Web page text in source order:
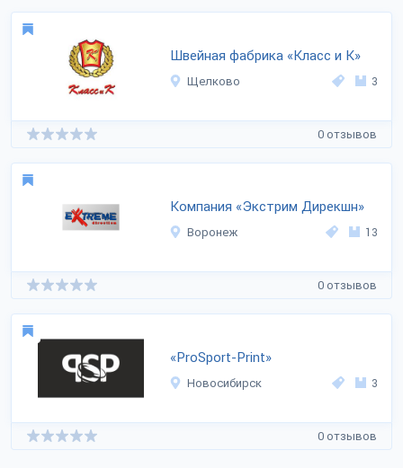
Швейная фабрика «Класс и К»
Щелково 3
0 отзывов
Компания «Экстрим Дирекшн»
Воронеж 13
0 отзывов
«ProSport-Print»
Новосибирск 3
0 отзывов